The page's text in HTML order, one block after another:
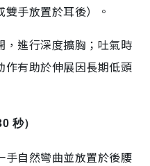
手放置於耳後）。
，進行深度擴胸；吐氣時
作有助於伸展因長期低頭
秒）
手自然彎曲並放置於後腰